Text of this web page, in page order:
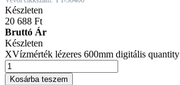
Készleten
20 688 Ft
Bruttó Ár
Készleten
XVízmérték lézeres 600mm digitális quantity
Kosárba teszem